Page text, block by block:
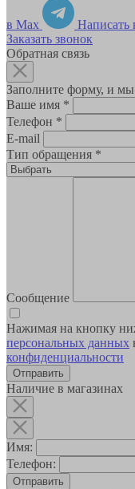
в Max
Написать
Заказать звонок
Обратная связь
Заполните форму, и
Ваше имя *
Телефон *
E-mail
Тип обращения *
Сообщение
Нажимая на кнопку
персональных данных
конфиденциальности
Наличие в магазинах
Имя:
Телефон:
Отправить